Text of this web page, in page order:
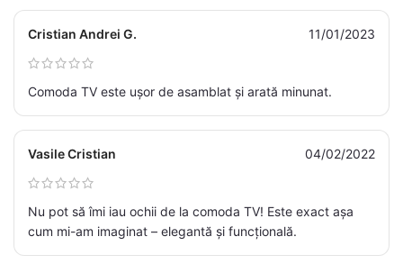
Cristian Andrei G. 11/01/2023
Comoda TV este ușor de asamblat și arată minunat.
Vasile Cristian 04/02/2022
Nu pot să îmi iau ochii de la comoda TV! Este exact așa
cum mi-am imaginat – elegantă și funcțională.